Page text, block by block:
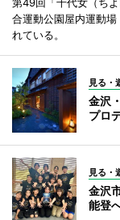
合運動公園屋内運動
れている。
見る・
金沢
プロ
見る・
金沢
能登